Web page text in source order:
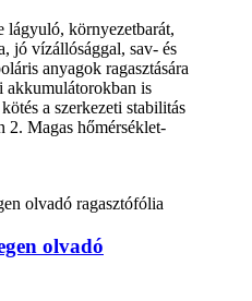
környezetbarát,
jó vízállósággal, sav- és
anyagok ragasztására
akkumulátorokban is
a szerkezeti stabilitás
2. Magas hőmérséklet-
olvadó